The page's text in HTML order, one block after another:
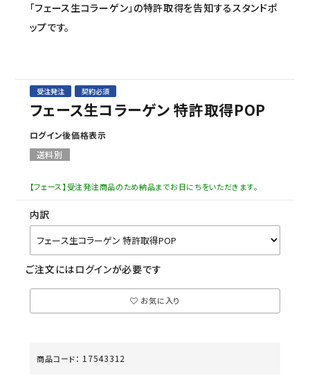
「フェース生コラーゲン」の特許取得を告知するスタンドポ
ップです。
受注発注 契約必須
フェース生コラーゲン 特許取得POP
ログイン後価格表示
送料別
【フェース】受注発注商品のため納品までお日にちをいただきます。
内訳
ご注文にはログインが必要です
お気に入り
商品コード： 17543312